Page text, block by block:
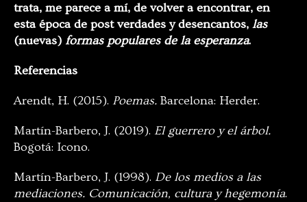
trata, me parece a mí, de volver a encontrar, en
esta época de post verdades y desencantos, las
(nuevas) formas populares de la esperanza.
Referencias
Arendt, H. (2015). Poemas. Barcelona: Herder.
Martín-Barbero, J. (2019). El guerrero y el árbol.
Bogotá: Icono.
Martín-Barbero, J. (1998). De los medios a las
mediaciones. Comunicación, cultura y hegemonía.